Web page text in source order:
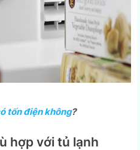
tốn điện không?
hợp với tủ lạnh